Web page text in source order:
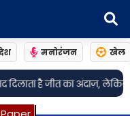
मनोरंजन खेल
पहचान है बिल्कुल अलग• मध्य